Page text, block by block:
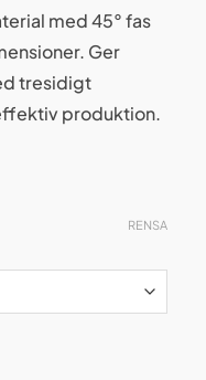
med 45° fas
Ger
tresidigt
produktion.
RENSA